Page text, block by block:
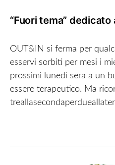
“Fuori tema” dedicato
OUT&IN si ferma per
esservi sorbiti per mesi i
prossimi lunedì sera a un
essere terapeutico. Ma